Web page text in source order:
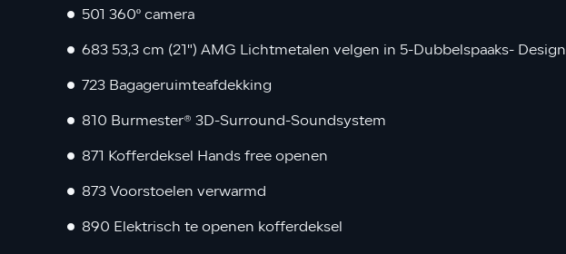
501 360º camera
683 53,3 cm (21") AMG Lichtmetalen velgen in 5-Dubbelspaaks- Design
723 Bagageruimteafdekking
810 Burmester® 3D-Surround-Soundsystem
871 Kofferdeksel Hands free openen
873 Voorstoelen verwarmd
890 Elektrisch te openen kofferdeksel